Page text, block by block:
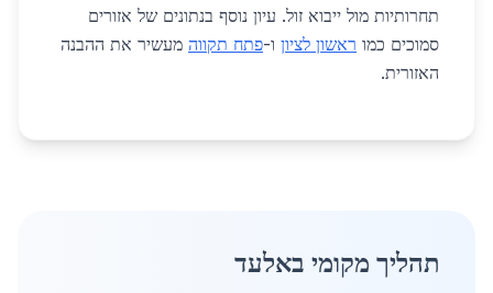
תחרותיות מול ייבוא זול. עיון נוסף בנתונים של אזורים
סמוכים כמו ראשון לציון ו-פתח תקווה מעשיר את ההבנה
האזורית.
תהליך מקומי באלעד